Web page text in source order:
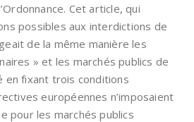
Cet article, qui
possibles aux interdictions de
de la même manière les
» et les marchés publics de
en fixant trois conditions
européennes n’imposaient
pour les marchés publics